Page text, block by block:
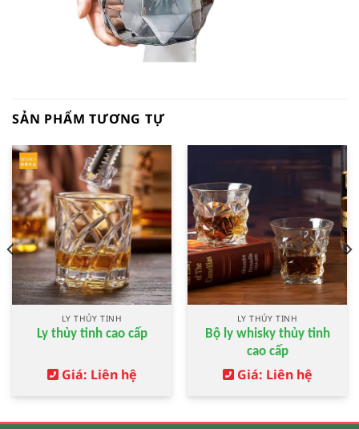
SẢN PHẨM TƯƠNG TỰ
LY THỦY TINH
Ly thủy tinh cao cấp
Giá: Liên hệ
LY THỦY TINH
Bộ ly whisky thủy tinh
cao cấp
Giá: Liên hệ